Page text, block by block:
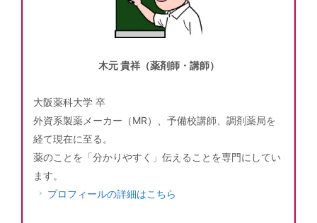
木元 貴祥（薬剤師・講師）
大阪薬科大学 卒
外資系製薬メーカー（MR）、予備校講師、調剤薬局を
経て現在に至る。
薬のことを「分かりやすく」伝えることを専門にしてい
ます。
プロフィールの詳細はこちら